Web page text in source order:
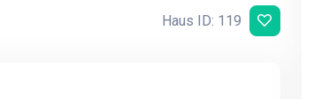
Haus ID: 119